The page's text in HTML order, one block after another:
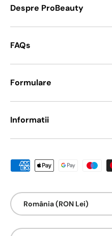
Despre ProBeauty
FAQs
Formulare
Informatii
Metode de platā acceptate
Țarǎ/Regiune
România (RON Lei)
Limbā